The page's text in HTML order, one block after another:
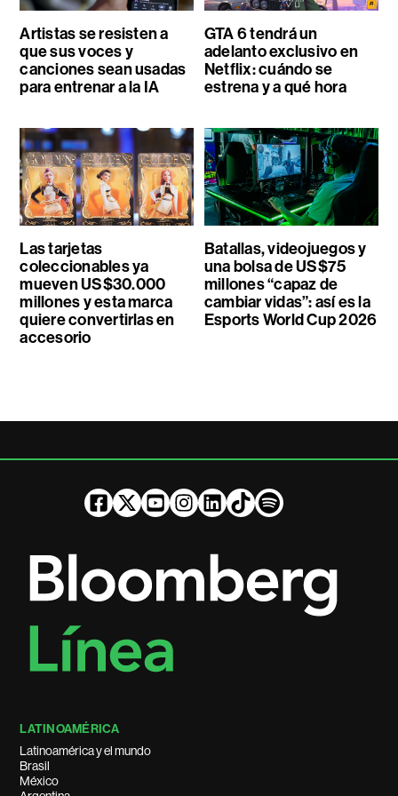
Artistas se resisten a
que sus voces y
canciones sean usadas
para entrenar a la IA
GTA 6 tendrá un
adelanto exclusivo en
Netflix: cuándo se
estrena y a qué hora
Las tarjetas
coleccionables ya
mueven US$30.000
millones y esta marca
quiere convertirlas en
accesorio
Batallas, videojuegos y
una bolsa de US$75
millones “capaz de
cambiar vidas”: así es la
Esports World Cup 2026
LATINOAMÉRICA
Latinoamérica y el mundo
Brasil
México